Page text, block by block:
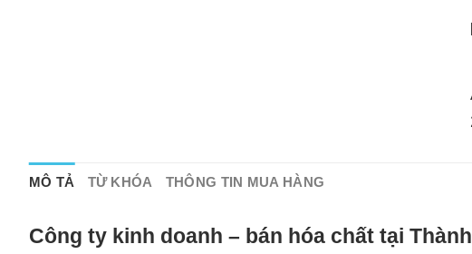
MÔ TẢ TỪ KHÓA THÔNG TIN MUA HÀNG
Công ty kinh doanh – bán hóa chất tại